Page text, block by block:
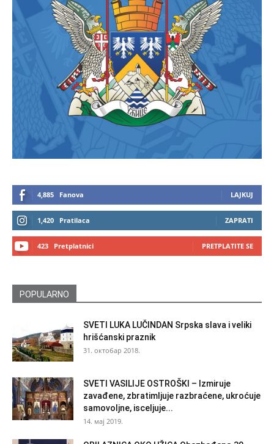
4,885 Fanova LAJKUJ
1,420 Pratilaca ZAPRATI
423 Pretplatnici PRETPLATITE SE
POPULARNO
SVETI LUKA LUČINDAN Srpska slava i veliki
hrišćanski praznik
31. октобар 2018.
SVETI VASILIJE OSTROŠKI – Izmiruje
zavađene, zbratimljuje razbraćene, ukroćuje
samovoljne, isceljuje...
14. мај 2019.